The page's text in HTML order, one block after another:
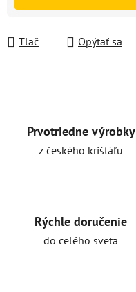
Tlač Opýtať sa
Prvotriedne výrobky
z českého krištáľu
Rýchle doručenie
do celého sveta